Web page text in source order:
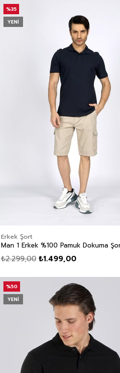
Erkek Şort
₺1.499,00
₺2.299,00
%35
YENI
%50
YENI